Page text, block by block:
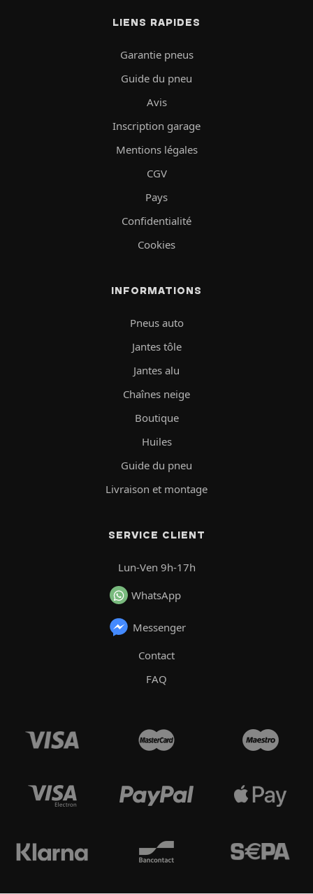
LIENS RAPIDES
Garantie pneus
Guide du pneu
Avis
Inscription garage
Mentions légales
CGV
Pays
Confidentialité
Cookies
INFORMATIONS
Pneus auto
Jantes tôle
Jantes alu
Chaînes neige
Boutique
Huiles
Guide du pneu
Livraison et montage
SERVICE CLIENT
Lun-Ven 9h-17h
WhatsApp
Messenger
Contact
FAQ